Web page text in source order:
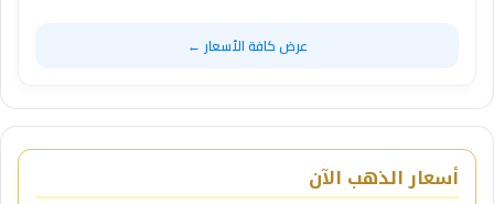
عرض كافة الأسعار ←
أسعار الذهب الآن